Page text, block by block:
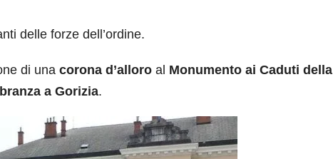
delle forze dell’ordine.
di una corona d’alloro al Monumento ai Caduti della
a Gorizia.